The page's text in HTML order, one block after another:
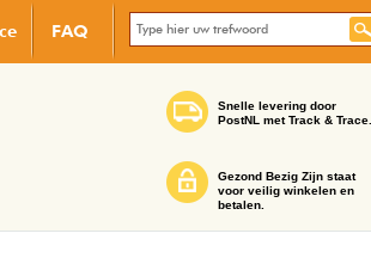
FAQ
Snelle levering door
PostNL met Track & Trace.
Gezond Bezig Zijn staat
voor veilig winkelen en
betalen.